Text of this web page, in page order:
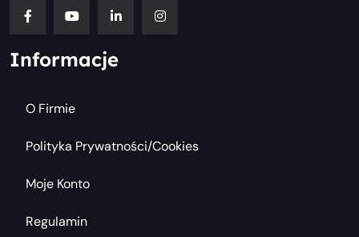
Informacje
O Firmie
Polityka Prywatności/cookies
Moje Konto
Regulamin